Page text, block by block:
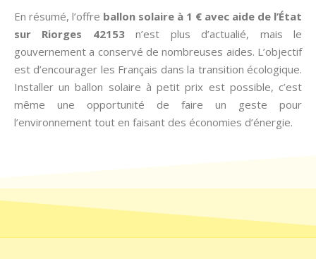
En résumé, l’offre ballon solaire à 1 € avec aide de l’État
sur Riorges 42153n’est plus d’actualié, mais le
gouvernement a conservé de nombreuses aides. L’objectif
est d’encourager les Français dans la transition écologique.
Installer un ballon solaire à petit prix est possible, c’est
même une opportunité de faire un geste pour
l’environnement tout en faisant des économies d’énergie.